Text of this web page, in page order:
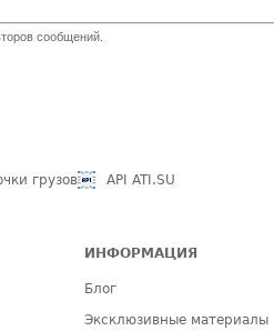
сообщений.
грузов API ATI.SU
ИНФОРМАЦИЯ
Блог
Эксклюзивные материалы